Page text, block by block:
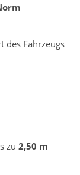
des Fahrzeugs
zu 2,50 m